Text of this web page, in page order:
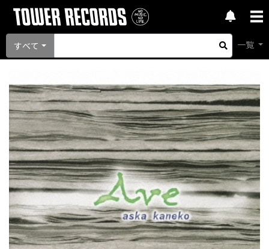
すべて 一覧